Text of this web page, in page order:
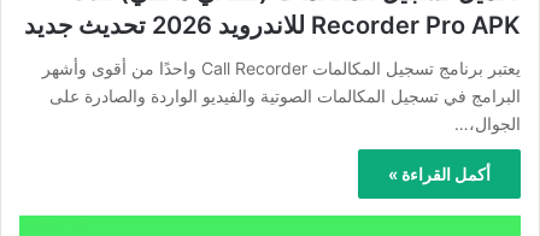
Recorder Pro APK للاندرويد 2026 تحديث جديد
يعتبر برنامج تسجيل المكالمات Call Recorder واحدًا من أقوى وأشهر
البرامج في تسجيل المكالمات الصوتية والفيديو الواردة والصادرة على
الجوال،…
أكمل القراءة »